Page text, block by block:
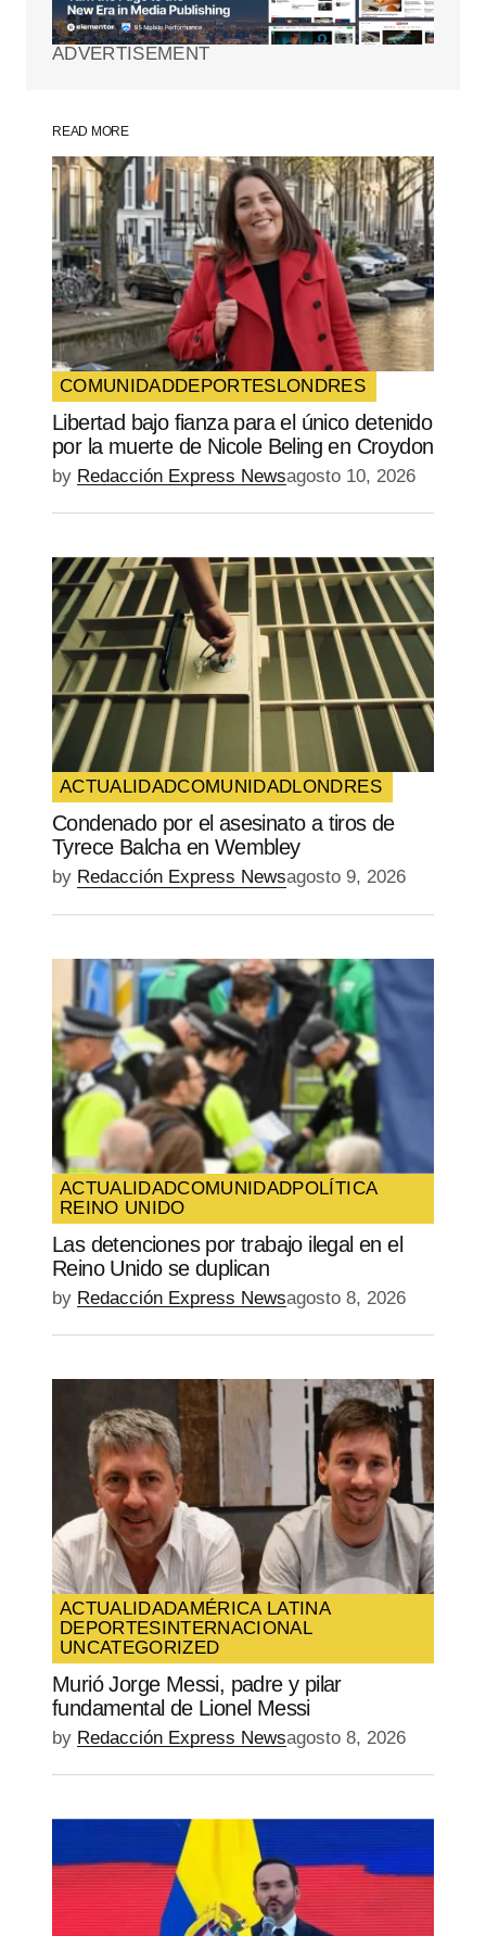
marcados con*
Your Name
Your E-mail*
Guarda mi nombre, correo electrónico y
web en este navegador para la próxima
vez que comente.
SUBMIT COMMENT
ADVERTISEMENT
READ MORE
COMUNIDADDEPORTESLONDRES
Libertad bajo fianza para el único detenido
por la muerte de Nicole Beling en Croydon
by Redacción Express Newsagosto 10, 2026
ACTUALIDADCOMUNIDADLONDRES
Condenado por el asesinato a tiros de
Tyrece Balcha en Wembley
by Redacción Express Newsagosto 9, 2026
ACTUALIDADCOMUNIDADPOLÍTICA
REINO UNIDO
Las detenciones por trabajo ilegal en el
Reino Unido se duplican
by Redacción Express Newsagosto 8, 2026
ACTUALIDADAMÉRICA LATINA
DEPORTESINTERNACIONAL
UNCATEGORIZED
Murió Jorge Messi, padre y pilar
fundamental de Lionel Messi
by Redacción Express Newsagosto 8, 2026